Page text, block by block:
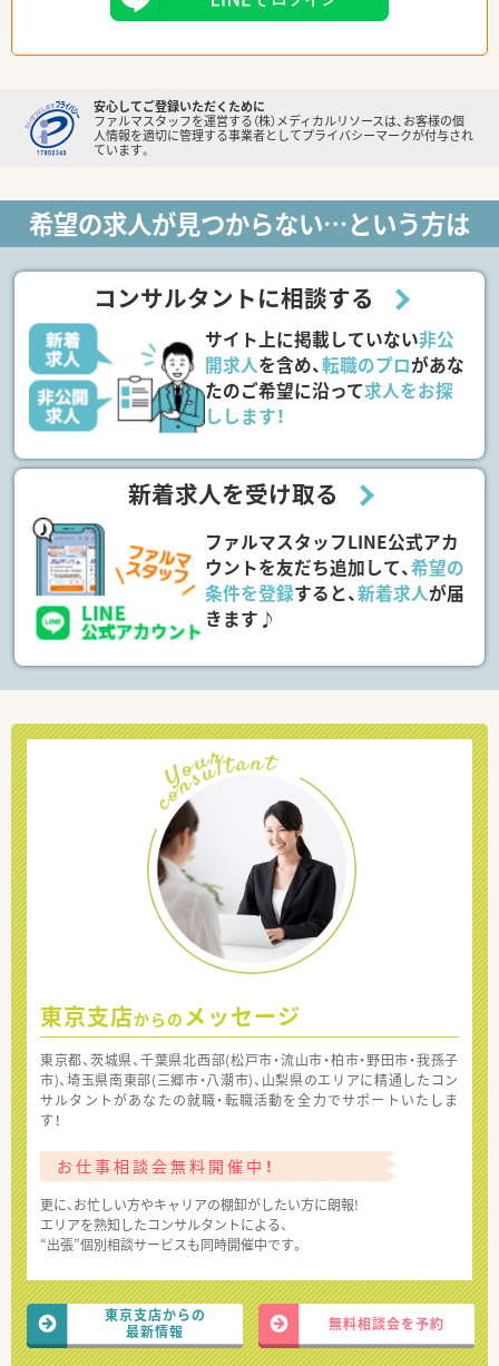
安心してご登録いただくために
ファルマスタッフを運営する（株）メディカルリソースは、お客様の個
人情報を適切に管理する事業者としてプライバシーマークが付与され
ています。
希望の求人が見つからない…という方は
コンサルタントに相談する
サイト上に掲載していない非公
開求人を含め、転職のプロがあな
たのご希望に沿って求人をお探
しします！
新着求人を受け取る
ファルマスタッフLINE公式アカ
ウントを友だち追加して、希望の
条件を登録すると、新着求人が届
きます♪
東京支店からの メッセージ
東京都、茨城県、千葉県北西部(松戸市・流山市・柏市・野田市・我孫子
市)、埼玉県南東部(三郷市・八潮市)、山梨県のエリアに精通したコン
サルタントがあなたの就職・転職活動を全力でサポートいたしま
す！
お仕事相談会無料開催中！
更に、お忙しい方やキャリアの棚卸がしたい方に朗報!
エリアを熟知したコンサルタントによる、
“出張”個別相談サービスも同時開催中です。
東京支店からの
最新情報
無料相談会を予約